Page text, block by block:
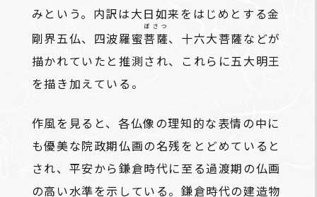
みという。内訳は大日如来をはじめとする金
剛界五仏、四波羅蜜菩薩
ぼさつ
、十六大菩薩などが
描かれていたと推測され、これらに五大明王
を描き加えている。
作風を見ると、各仏像の理知的な表情の中に
も優美な院政期仏画の名残をとどめていると
され、平安から鎌倉時代に至る過渡期の仏画
の高い水準を示している。鎌倉時代の建造物